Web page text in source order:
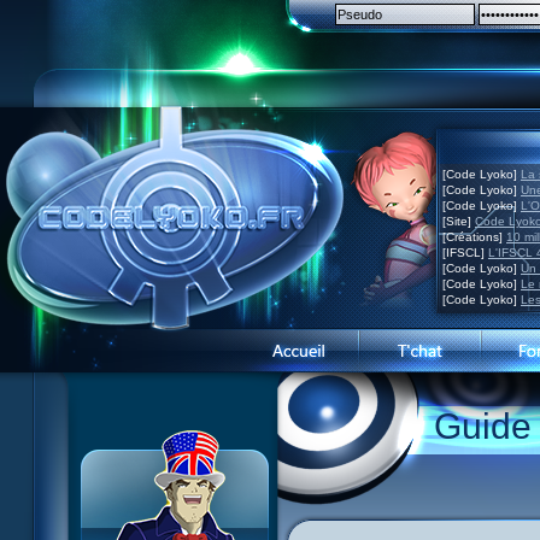
[Code Lyoko] La
[Code Lyoko]
[Code Lyoko]
[Site] Code
[Créations] 10
[IFSCL] L'IFSCL
[Code Lyoko] Un
[Code Lyoko] Le
[Code Lyoko]